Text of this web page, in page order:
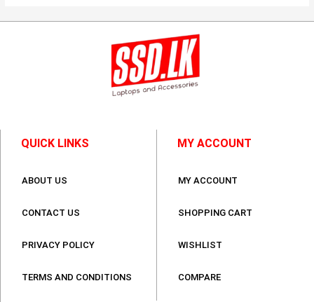
QUICK LINKS
ABOUT US
CONTACT US
PRIVACY POLICY
TERMS AND CONDITIONS
MY ACCOUNT
MY ACCOUNT
SHOPPING CART
WISHLIST
COMPARE